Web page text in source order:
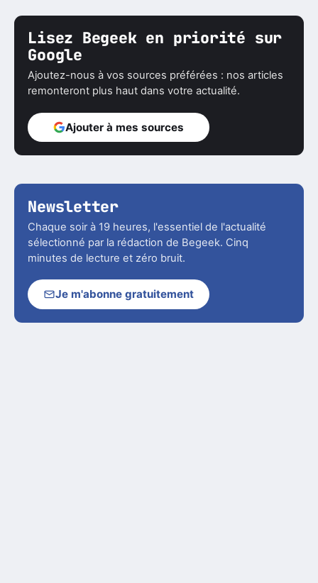
Lisez Begeek en priorité sur
Google
Ajoutez-nous à vos sources préférées : nos articles
remonteront plus haut dans votre actualité.
Ajouter à mes sources
Newsletter
Chaque soir à 19 heures, l'essentiel de l'actualité
sélectionné par la rédaction de Begeek. Cinq
minutes de lecture et zéro bruit.
Je m'abonne gratuitement